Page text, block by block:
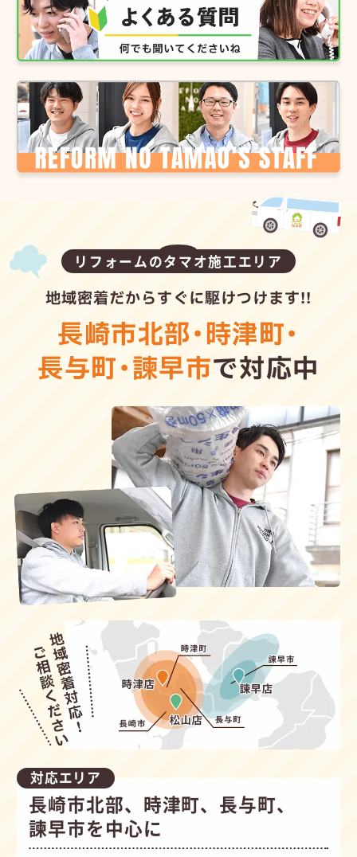
リフォームのタマオ施工エリア
地域密着だからすぐに駆けつけます!!
長崎市北部・時津町・
長与町・諫早市で対応中
対応エリア
長崎市北部、時津町、長与町、
諫早市を中心に